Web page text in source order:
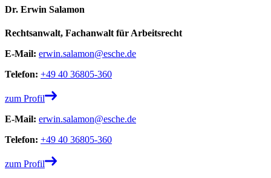
Dr. Erwin Salamon
Rechtsanwalt, Fachanwalt für Arbeitsrecht
E-Mail: erwin.salamon@esche.de
Telefon: +49 40 36805-360
zum Profil
E-Mail: erwin.salamon@esche.de
Telefon: +49 40 36805-360
zum Profil